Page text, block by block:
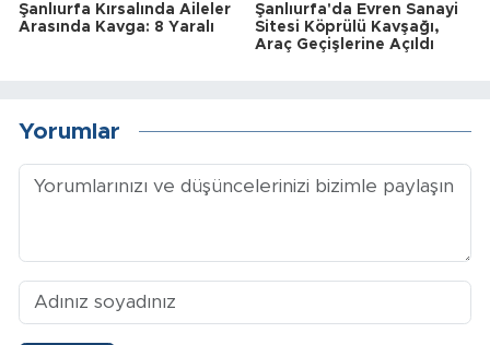
Şanlıurfa Kırsalında Aileler
Arasında Kavga: 8 Yaralı
Şanlıurfa'da Evren Sanayi
Sitesi Köprülü Kavşağı,
Araç Geçişlerine Açıldı
Yorumlar